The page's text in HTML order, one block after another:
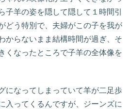
子羊の姿を隠して隠して１時間引
どう特別で、夫婦がこの子を我が
からないまま結構時間が過ぎ、そ
くなったところで子羊の全体像を
になってしまっていて羊が二足歩
入ってくるんですが、ジーンズに